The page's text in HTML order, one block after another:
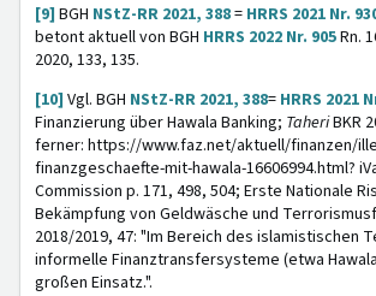
[9] BGH NStZ-RR 2021, 388= HRRS 2021 Nr.
betont aktuell von BGH HRRS 2022 Nr. 905Rn.
2020, 133, 135.
[10] Vgl. BGH NStZ-RR 2021, 388= HRRS 2021
Finanzierung über Hawala Banking; TaheriBKR
ferner: https://www.faz.net/aktuell/finanzen/
finanzgeschaefte-mit-hawala-16606994.html?
Commission p. 171, 498, 504; Erste Nationale
Bekämpfung von Geldwäsche und
2018/2019, 47: "Im Bereich des islamistischen
informelle Finanztransfersysteme (etwa
großen Einsatz.".